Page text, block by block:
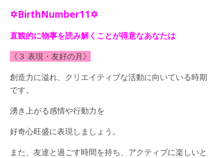
✡BirthNumber11✡
直観的に物事を読み解くことが得意なあなたは
《３ 表現・友好の月》
創造力に溢れ、クリエイティブな活動に向いている時期
です。
湧き上がる感情や行動力を
好奇心旺盛に表現しましょう。
また、友達と過ごす時間を持ち、アクティブに楽しいと